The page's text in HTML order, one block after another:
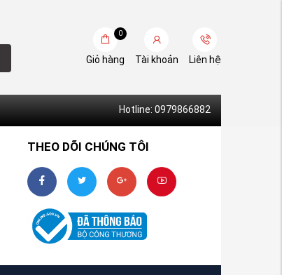
0
Giỏ hàng Tài khoản Liên hệ
Hotline: 0979866882
THEO DÕI CHÚNG TÔI